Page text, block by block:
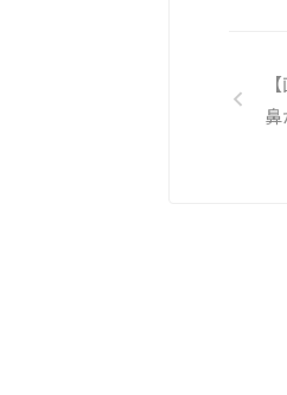
山雅
過去熱
体を
鼻